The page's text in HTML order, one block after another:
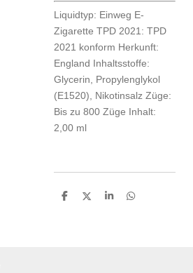
Liquidtyp: Einweg E-
Zigarette TPD 2021: TPD
2021 konform Herkunft:
England Inhaltsstoffe:
Glycerin, Propylenglykol
(E1520), Nikotinsalz Züge:
Bis zu 800 Züge Inhalt:
2,00 ml
T
T
T
T